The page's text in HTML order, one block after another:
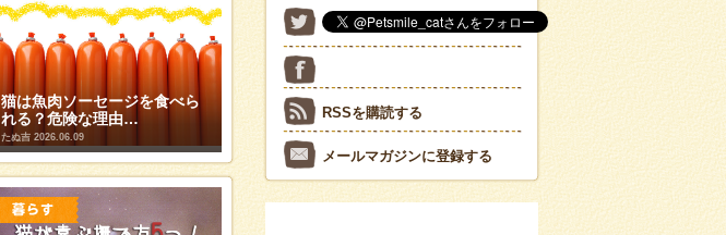
猫は魚肉ソーセージを食べら
れる？危険な理由…
たぬ吉 2026.06.09
RSSを購読する
メールマガジンに登録する